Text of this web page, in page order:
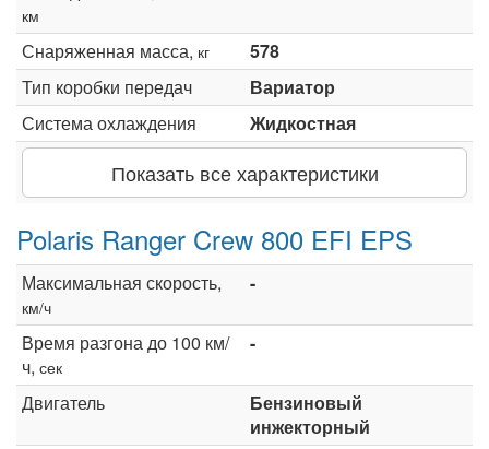
км
Снаряженная масса, кг
578
Тип коробки передач
Вариатор
Система охлаждения
Жидкостная
Показать все характеристики
Polaris Ranger Crew 800 EFI EPS
Максимальная скорость,
км/ч
-
Время разгона до 100 км/
ч, сек
-
Двигатель
Бензиновый
инжекторный